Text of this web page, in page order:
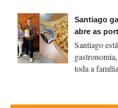
Santiago
abre as
Santiago
toda a